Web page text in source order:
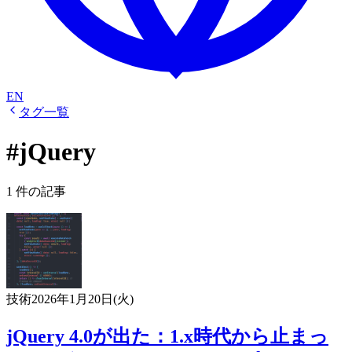
EN
タグ一覧
#jQuery
1 件の記事
技術2026年1月20日(火)
jQuery 4.0が出た：1.x時代から止まっ